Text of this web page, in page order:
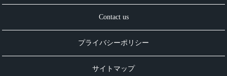
Contact us
プライバシーポリシー
サイトマップ